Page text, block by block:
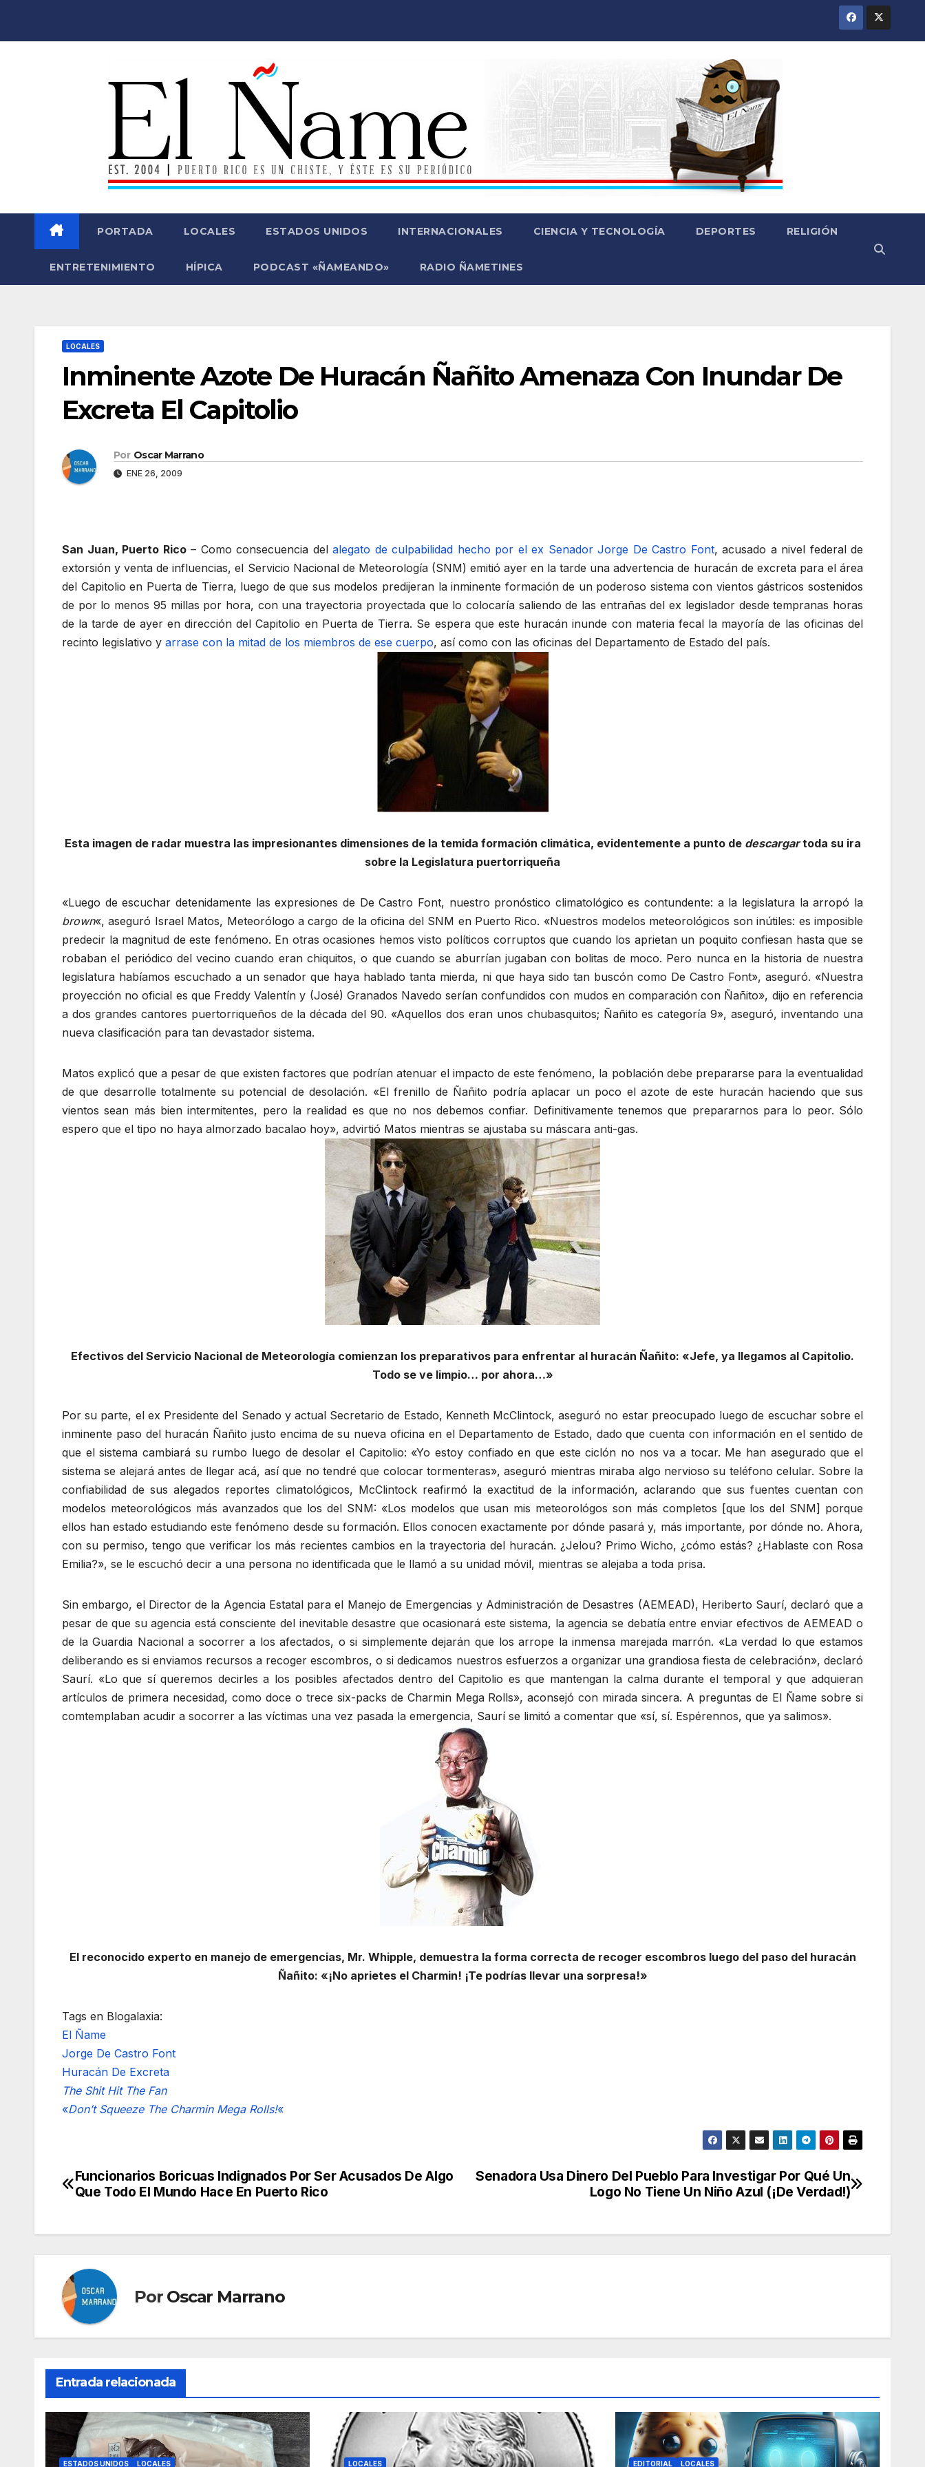
PORTADA LOCALES ESTADOS UNIDOS INTERNACIONALES CIENCIA Y TECNOLOGÍA DEPORTES RELIGIÓN
ENTRETENIMIENTO HÍPICA PODCAST «ÑAMEANDO» RADIO ÑAMETINES
LOCALES
Inminente Azote De Huracán Ñañito Amenaza Con Inundar De
Excreta El Capitolio
Por Oscar Marrano
ENE 26, 2009
San Juan, Puerto Rico– Como consecuencia del alegato de culpabilidad hecho por el ex Senador Jorge De Castro Font, acusado a nivel federal de
extorsión y venta de influencias, el Servicio Nacional de Meteorología (SNM) emitió ayer en la tarde una advertencia de huracán de excreta para el área
del Capitolio en Puerta de Tierra, luego de que sus modelos predijeran la inminente formación de un poderoso sistema con vientos gástricos sostenidos
de por lo menos 95 millas por hora, con una trayectoria proyectada que lo colocaría saliendo de las entrañas del ex legislador desde tempranas horas
de la tarde de ayer en dirección del Capitolio en Puerta de Tierra. Se espera que este huracán inunde con materia fecal la mayoría de las oficinas del
recinto legislativo y arrase con la mitad de los miembros de ese cuerpo, así como con las oficinas del Departamento de Estado del país.
Esta imagen de radar muestra las impresionantes dimensiones de la temida formación climática, evidentemente a punto de descargartoda su ira
sobre la Legislatura puertorriqueña
«Luego de escuchar detenidamente las expresiones de De Castro Font, nuestro pronóstico climatológico es contundente: a la legislatura la arropó la
brown«, aseguró Israel Matos, Meteorólogo a cargo de la oficina del SNM en Puerto Rico. «Nuestros modelos meteorológicos son inútiles: es imposible
predecir la magnitud de este fenómeno. En otras ocasiones hemos visto políticos corruptos que cuando los aprietan un poquito confiesan hasta que se
robaban el periódico del vecino cuando eran chiquitos, o que cuando se aburrían jugaban con bolitas de moco. Pero nunca en la historia de nuestra
legislatura habíamos escuchado a un senador que haya hablado tanta mierda, ni que haya sido tan buscón como De Castro Font», aseguró. «Nuestra
proyección no oficial es que Freddy Valentín y (José) Granados Navedo serían confundidos con mudos en comparación con Ñañito», dijo en referencia
a dos grandes cantores puertorriqueños de la década del 90. «Aquellos dos eran unos chubasquitos; Ñañito es categoría 9», aseguró, inventando una
nueva clasificación para tan devastador sistema.
Matos explicó que a pesar de que existen factores que podrían atenuar el impacto de este fenómeno, la población debe prepararse para la eventualidad
de que desarrolle totalmente su potencial de desolación. «El frenillo de Ñañito podría aplacar un poco el azote de este huracán haciendo que sus
vientos sean más bien intermitentes, pero la realidad es que no nos debemos confiar. Definitivamente tenemos que prepararnos para lo peor. Sólo
espero que el tipo no haya almorzado bacalao hoy», advirtió Matos mientras se ajustaba su máscara anti-gas.
Efectivos del Servicio Nacional de Meteorología comienzan los preparativos para enfrentar al huracán Ñañito: «Jefe, ya llegamos al Capitolio.
Todo se ve limpio… por ahora…»
Por su parte, el ex Presidente del Senado y actual Secretario de Estado, Kenneth McClintock, aseguró no estar preocupado luego de escuchar sobre el
inminente paso del huracán Ñañito justo encima de su nueva oficina en el Departamento de Estado, dado que cuenta con información en el sentido de
que el sistema cambiará su rumbo luego de desolar el Capitolio: «Yo estoy confiado en que este ciclón no nos va a tocar. Me han asegurado que el
sistema se alejará antes de llegar acá, así que no tendré que colocar tormenteras», aseguró mientras miraba algo nervioso su teléfono celular. Sobre la
confiabilidad de sus alegados reportes climatológicos, McClintock reafirmó la exactitud de la información, aclarando que sus fuentes cuentan con
modelos meteorológicos más avanzados que los del SNM: «Los modelos que usan mis meteorológos son más completos [que los del SNM] porque
ellos han estado estudiando este fenómeno desde su formación. Ellos conocen exactamente por dónde pasará y, más importante, por dónde no. Ahora,
con su permiso, tengo que verificar los más recientes cambios en la trayectoria del huracán. ¿Jelou? Primo Wicho, ¿cómo estás? ¿Hablaste con Rosa
Emilia?», se le escuchó decir a una persona no identificada que le llamó a su unidad móvil, mientras se alejaba a toda prisa.
Sin embargo, el Director de la Agencia Estatal para el Manejo de Emergencias y Administración de Desastres (AEMEAD), Heriberto Saurí, declaró que a
pesar de que su agencia está consciente del inevitable desastre que ocasionará este sistema, la agencia se debatía entre enviar efectivos de AEMEAD o
de la Guardia Nacional a socorrer a los afectados, o si simplemente dejarán que los arrope la inmensa marejada marrón. «La verdad lo que estamos
deliberando es si enviamos recursos a recoger escombros, o si dedicamos nuestros esfuerzos a organizar una grandiosa fiesta de celebración», declaró
Saurí. «Lo que sí queremos decirles a los posibles afectados dentro del Capitolio es que mantengan la calma durante el temporal y que adquieran
artículos de primera necesidad, como doce o trece six-packs de Charmin Mega Rolls», aconsejó con mirada sincera. A preguntas de El Ñame sobre si
comtemplaban acudir a socorrer a las víctimas una vez pasada la emergencia, Saurí se limitó a comentar que «sí, sí. Espérennos, que ya salimos».
El reconocido experto en manejo de emergencias, Mr. Whipple, demuestra la forma correcta de recoger escombros luego del paso del huracán
Ñañito: «¡No aprietes el Charmin! ¡Te podrías llevar una sorpresa!»
Tags en Blogalaxia:
El Ñame
Jorge De Castro Font
Huracán De Excreta
The Shit Hit The Fan
«Don’t Squeeze The Charmin Mega Rolls!«
Navegación
entradas
Senadora Usa Dinero Del Pueblo Para Investigar Por Qué Un
Logo No Tiene Un Niño Azul (¡De Verdad!)
Funcionarios Boricuas Indignados Por Ser Acusados De Algo
Que Todo El Mundo Hace En Puerto Rico
Por Oscar Marrano
Entrada relacionada
ESTADOS UNIDOS LOCALES LOCALES EDITORIAL LOCALES